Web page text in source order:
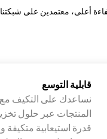
أعلى، معتمدين على شبكتنا
قابلية التوسع
نساعدك على التكيف مع
المنتجات عبر حلول
قدرة استيعابية